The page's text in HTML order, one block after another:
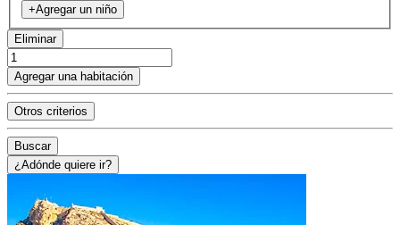
+Agregar un niño
Eliminar
Agregar una habitación
Otros criterios
Buscar
¿Adónde quiere ir?